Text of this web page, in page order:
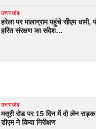
उत्तराखंड
हरेला पर मालाग्राम पहुंचे सीएम धामी,
हरित संरक्षण का संदेश…
उत्तराखंड
मसूरी रोड पर 15 दिन में दो लेन सड़क
डीएम ने किया निरीक्षण